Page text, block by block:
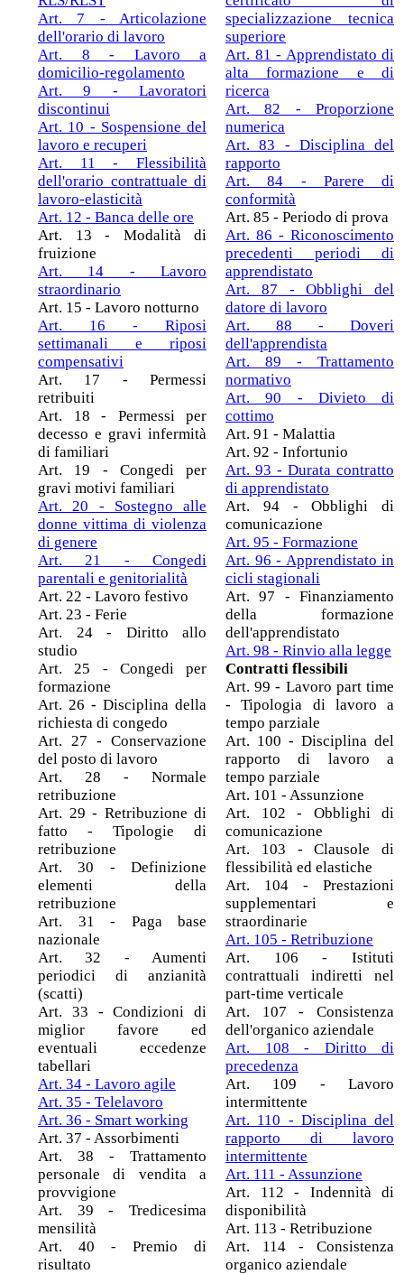
Art. 7 - Articolazione
dell'orario di lavoro
Art. 8 - Lavoro a
domicilio-regolamento
Art. 9 - Lavoratori
discontinui
Art. 10 - Sospensione del
lavoro e recuperi
Art. 11 - Flessibilità
dell'orario contrattuale di
lavoro-elasticità
Art. 12 - Banca delle ore
Art. 13 - Modalità di
fruizione
Art. 14 - Lavoro
straordinario
Art. 15 - Lavoro notturno
Art. 16 - Riposi
settimanali e riposi
compensativi
Art. 17 - Permessi
retribuiti
Art. 18 - Permessi per
decesso e gravi infermità
di familiari
Art. 19 - Congedi per
gravi motivi familiari
Art. 20 - Sostegno alle
donne vittima di violenza
di genere
Art. 21 - Congedi
parentali e genitorialità
Art. 22 - Lavoro festivo
Art. 23 - Ferie
Art. 24 - Diritto allo
studio
Art. 25 - Congedi per
formazione
Art. 26 - Disciplina della
richiesta di congedo
Art. 27 - Conservazione
del posto di lavoro
Art. 28 - Normale
retribuzione
Art. 29 - Retribuzione di
fatto - Tipologie di
retribuzione
Art. 30 - Definizione
elementi della
retribuzione
Art. 31 - Paga base
nazionale
Art. 32 - Aumenti
periodici di anzianità
(scatti)
Art. 33 - Condizioni di
miglior favore ed
eventuali eccedenze
tabellari
Art. 34 - Lavoro agile
Art. 35 - Telelavoro
Art. 36 - Smart working
Art. 37 - Assorbimenti
Art. 38 - Trattamento
personale di vendita a
provvigione
Art. 39 - Tredicesima
mensilità
Art. 40 - Premio di
risultato
specializzazione tecnica
superiore
Art. 81 - Apprendistato di
alta formazione e di
ricerca
Art. 82 - Proporzione
numerica
Art. 83 - Disciplina del
rapporto
Art. 84 - Parere di
conformità
Art. 85 - Periodo di prova
Art. 86 - Riconoscimento
precedenti periodi di
apprendistato
Art. 87 - Obblighi del
datore di lavoro
Art. 88 - Doveri
dell'apprendista
Art. 89 - Trattamento
normativo
Art. 90 - Divieto di
cottimo
Art. 91 - Malattia
Art. 92 - Infortunio
Art. 93 - Durata contratto
di apprendistato
Art. 94 - Obblighi di
comunicazione
Art. 95 - Formazione
Art. 96 - Apprendistato in
cicli stagionali
Art. 97 - Finanziamento
della formazione
dell'apprendistato
Art. 98 - Rinvio alla legge
Contratti flessibili
Art. 99 - Lavoro part time
- Tipologia di lavoro a
tempo parziale
Art. 100 - Disciplina del
rapporto di lavoro a
tempo parziale
Art. 101 - Assunzione
Art. 102 - Obblighi di
comunicazione
Art. 103 - Clausole di
flessibilità ed elastiche
Art. 104 - Prestazioni
supplementari e
straordinarie
Art. 105 - Retribuzione
Art. 106 - Istituti
contrattuali indiretti nel
part-time verticale
Art. 107 - Consistenza
dell'organico aziendale
Art. 108 - Diritto di
precedenza
Art. 109 - Lavoro
intermittente
Art. 110 - Disciplina del
rapporto di lavoro
intermittente
Art. 111 - Assunzione
Art. 112 - Indennità di
disponibilità
Art. 113 - Retribuzione
Art. 114 - Consistenza
organico aziendale